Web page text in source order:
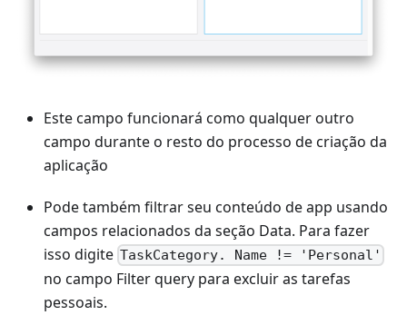
Este campo funcionará como qualquer outro
campo durante o resto do processo de criação da
aplicação
Pode também filtrar seu conteúdo de app usando
campos relacionados da seção Data. Para fazer
isso digite TaskCategory. Name != 'Personal'
no campo Filter query para excluir as tarefas
pessoais.